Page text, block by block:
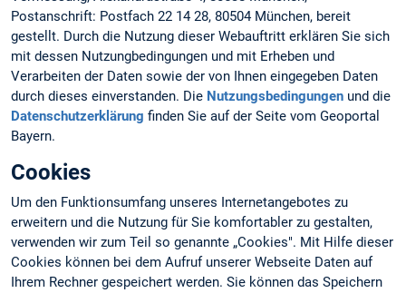
Postanschrift: Postfach 22 14 28, 80504 München, bereit
gestellt. Durch die Nutzung dieser Webauftritt erklären Sie sich
mit dessen Nutzungbedingungen und mit Erheben und
Verarbeiten der Daten sowie der von Ihnen eingegeben Daten
durch dieses einverstanden. Die Nutzungsbedingungen und die
Datenschutzerklärung finden Sie auf der Seite vom Geoportal
Bayern.
Cookies
Um den Funktionsumfang unseres Internetangebotes zu
erweitern und die Nutzung für Sie komfortabler zu gestalten,
verwenden wir zum Teil so genannte „Cookies". Mit Hilfe dieser
Cookies können bei dem Aufruf unserer Webseite Daten auf
Ihrem Rechner gespeichert werden. Sie können das Speichern